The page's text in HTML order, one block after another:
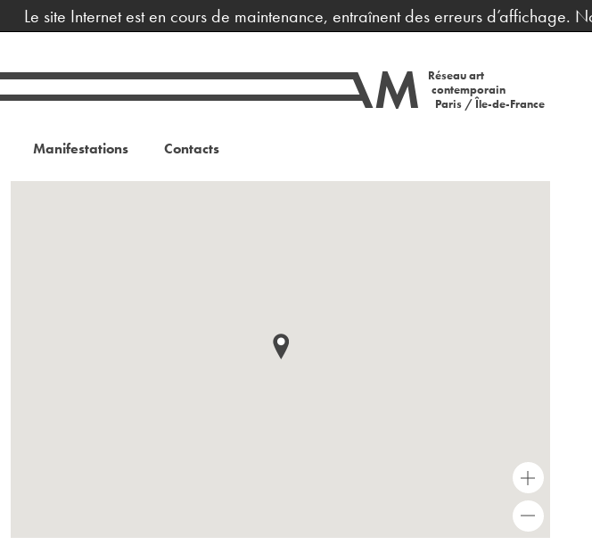
Le site Internet est en cours de maintenance, entraînent des erreurs d’affichage.
Réseau art
contemporain
Paris / Île-de-France
Manifestations Contacts
+